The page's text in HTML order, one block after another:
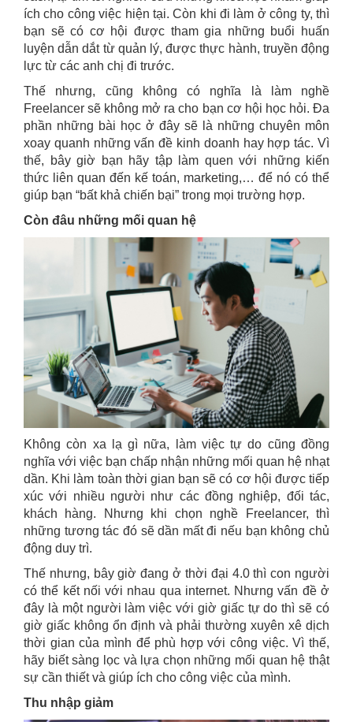
ích cho công việc hiện tại. Còn khi đi làm ở công ty, thì
bạn sẽ có cơ hội được tham gia những buổi huấn
luyện dẫn dắt từ quản lý, được thực hành, truyền động
lực từ các anh chị đi trước.
Thế nhưng, cũng không có nghĩa là làm nghề
Freelancer sẽ không mở ra cho bạn cơ hội học hỏi. Đa
phần những bài học ở đây sẽ là những chuyên môn
xoay quanh những vấn đề kinh doanh hay hợp tác. Vì
thế, bây giờ bạn hãy tập làm quen với những kiến
thức liên quan đến kế toán, marketing,… để nó có thể
giúp bạn “bất khả chiến bại” trong mọi trường hợp.
Còn đâu những mối quan hệ
Không còn xa lạ gì nữa, làm việc tự do cũng đồng
nghĩa với việc bạn chấp nhận những mối quan hệ nhạt
dần. Khi làm toàn thời gian bạn sẽ có cơ hội được tiếp
xúc với nhiều người như các đồng nghiệp, đối tác,
khách hàng. Nhưng khi chọn nghề Freelancer, thì
những tương tác đó sẽ dần mất đi nếu bạn không chủ
động duy trì.
Thế nhưng, bây giờ đang ở thời đại 4.0 thì con người
có thể kết nối với nhau qua internet. Nhưng vấn đề ở
đây là một người làm việc với giờ giấc tự do thì sẽ có
giờ giấc không ổn định và phải thường xuyên xê dịch
thời gian của mình để phù hợp với công việc. Vì thế,
hãy biết sàng lọc và lựa chọn những mối quan hệ thật
sự cần thiết và giúp ích cho công việc của mình.
Thu nhập giảm